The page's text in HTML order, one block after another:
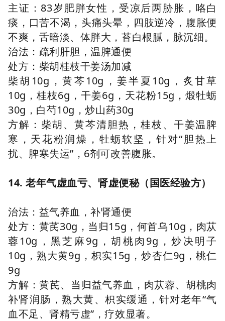
主证：83岁肥胖女性，受凉后两胁胀，咯白
痰，口苦不渴，头痛头晕，四肢逆冷，腹胀便
不爽，舌暗淡、体胖大，苔白根腻，脉沉细。
治法：疏利肝胆，温脾通便
处方：柴胡桂枝干姜汤加减
柴胡10g，黄芩10g，姜半夏10g，炙甘草
10g，桂枝6g，干姜6g，天花粉15g，煅牡蛎
30g，白芍10g，炒山药30g
方解：柴胡、黄芩清胆热，桂枝、干姜温脾
寒，天花粉润燥，牡蛎软坚，针对“胆热上
扰、脾寒失运”，6剂可改善腹胀。
14. 老年气虚血亏、肾虚便秘（国医经验方）
治法：益气养血，补肾通便
处方：黄芪30g，当归15g，何首乌10g，肉苁
蓉10g，黑芝麻9g，胡桃肉9g，炒决明子
10g，熟大黄9g，枳实15g，炒杏仁9g，桃仁
9g
方解：黄芪、当归益气养血，肉苁蓉、胡桃肉
补肾润肠，熟大黄、枳实缓通，针对老年“气
血不足、肾精亏虚”，疗效显著。